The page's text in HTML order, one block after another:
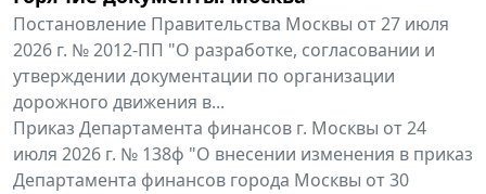
Постановление Правительства Москвы от 27 июля
2026 г. № 2012-ПП "О разработке, согласовании и
утверждении документации по организации
дорожного движения в...
Приказ Департамента финансов г. Москвы от 24
июля 2026 г. № 138ф "О внесении изменения в приказ
Департамента финансов города Москвы от 30